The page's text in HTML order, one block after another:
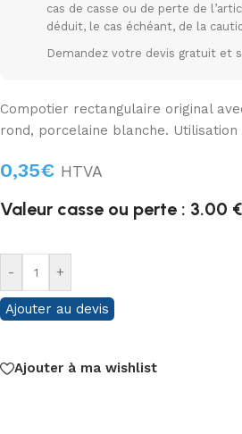
cas de casse ou de perte de
déduit, le cas échéant, de la
Demandez votre devis gratuit et
Compotier rectangulaire original
rond, porcelaine blanche.
0,35€ HTVA
Valeur casse ou perte : 3.00 €
- +
Ajouter au devis
Ajouter à ma wishlist